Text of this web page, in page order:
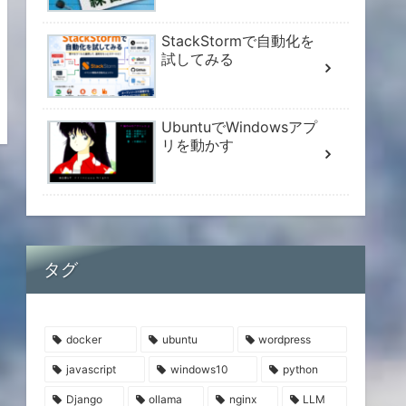
StackStormで自動化を
試してみる
UbuntuでWindowsアプ
リを動かす
タグ
docker ubuntu wordpress
javascript windows10 python
Django ollama nginx LLM